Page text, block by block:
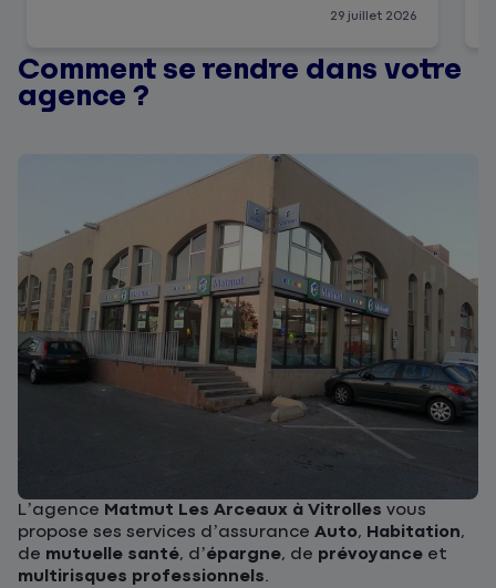
29 juillet 2026
Comment se rendre dans votre
agence ?
L’agence Matmut Les Arceaux à Vitrolles vous
propose ses services d’assurance Auto, Habitation,
de mutuelle santé, d’épargne, de prévoyance et
multirisques professionnels.